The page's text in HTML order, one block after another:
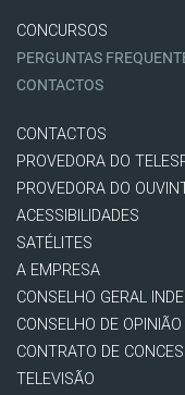
CONCURSOS
PERGUNTAS
CONTACTOS
CONTACTOS
PROVEDORA DO
PROVEDORA DO
ACESSIBILIDADES
SATÉLITES
A EMPRESA
CONSELHO GERAL
CONSELHO DE OPINIÃO
CONTRATO DE
TELEVISÃO